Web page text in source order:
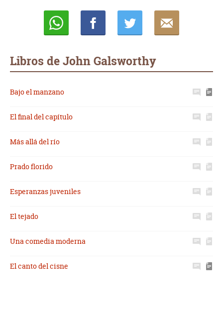
Libros de John Galsworthy
Bajo el manzano
El final del capítulo
Más allá del río
Prado florido
Esperanzas juveniles
El tejado
Una comedia moderna
El canto del cisne